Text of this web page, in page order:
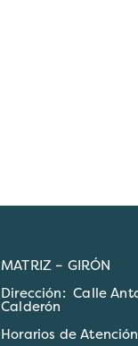
MATRIZ – GIRÓN
Dirección: Calle
Calderón
Horarios de